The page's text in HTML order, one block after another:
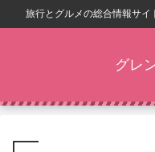
旅行とグルメの総合情報サイ
グレ